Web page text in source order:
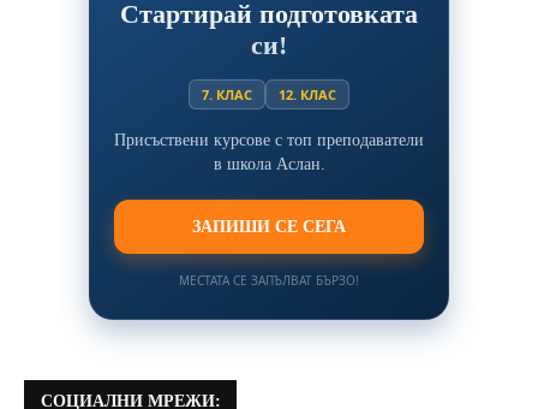
Стартирай подготовката
си!
7. КЛАС 12. КЛАС
Присъствени курсове с топ преподаватели
в школа Аслан.
ЗАПИШИ СЕ СЕГА
МЕСТАТА СЕ ЗАПЪЛВАТ БЪРЗО!
СОЦИАЛНИ МРЕЖИ: